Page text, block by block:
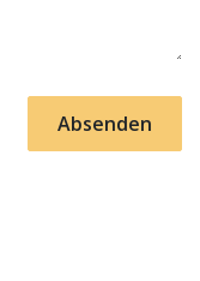
Absenden